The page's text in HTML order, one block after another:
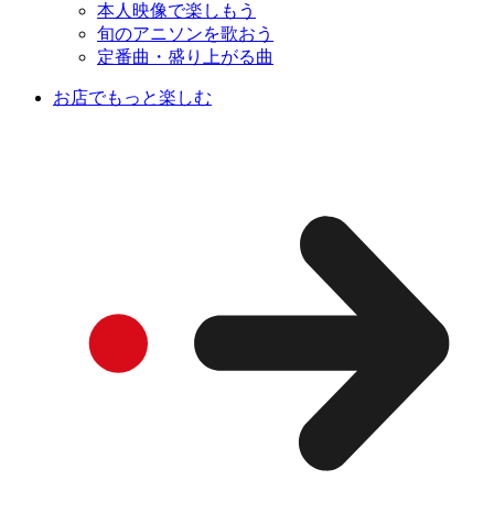
本人映像で楽しもう
旬のアニソンを歌おう
定番曲・盛り上がる曲
お店でもっと楽しむ